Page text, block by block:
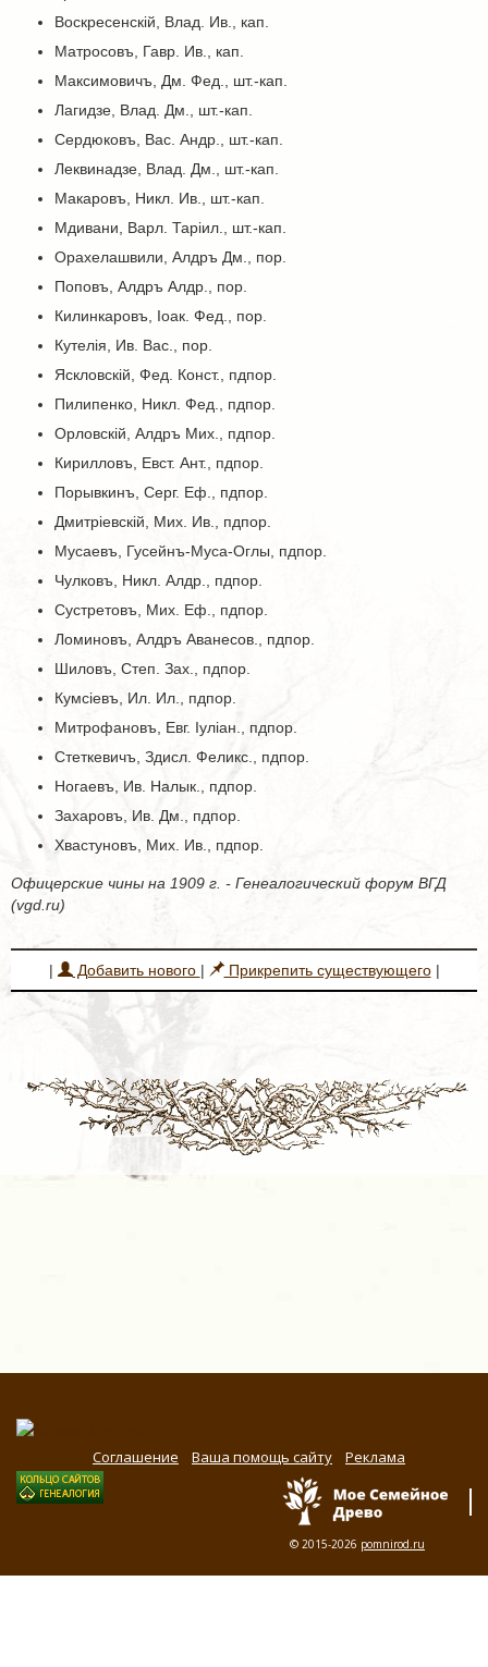
Воскресенскій, Влад. Ив., кап.
Матросовъ, Гавр. Ив., кап.
Максимовичъ, Дм. Фед., шт.-кап.
Лагидзе, Влад. Дм., шт.-кап.
Сердюковъ, Вас. Андр., шт.-кап.
Леквинадзе, Влад. Дм., шт.-кап.
Макаровъ, Никл. Ив., шт.-кап.
Мдивани, Варл. Таріил., шт.-кап.
Орахелашвили, Алдръ Дм., пор.
Поповъ, Алдръ Алдр., пор.
Килинкаровъ, Іоак. Фед., пор.
Кутелія, Ив. Вас., пор.
Яскловскій, Фед. Конст., пдпор.
Пилипенко, Никл. Фед., пдпор.
Орловскій, Алдръ Мих., пдпор.
Кирилловъ, Евст. Ант., пдпор.
Порывкинъ, Серг. Еф., пдпор.
Дмитріевскій, Мих. Ив., пдпор.
Мусаевъ, Гусейнъ-Муса-Оглы, пдпор.
Чулковъ, Никл. Алдр., пдпор.
Сустретовъ, Мих. Еф., пдпор.
Ломиновъ, Алдръ Аванесов., пдпор.
Шиловъ, Степ. Зах., пдпор.
Кумсіевъ, Ил. Ил., пдпор.
Митрофановъ, Евг. Іуліан., пдпор.
Стеткевичъ, Здисл. Феликс., пдпор.
Ногаевъ, Ив. Налык., пдпор.
Захаровъ, Ив. Дм., пдпор.
Хвастуновъ, Мих. Ив., пдпор.
Офицерские чины на 1909 г. - Генеалогический форум ВГД
(vgd.ru)
| Добавить нового | Прикрепить существующего|
Соглашение Ваша помощь сайту Реклама
© 2015-2026 pomnirod.ru